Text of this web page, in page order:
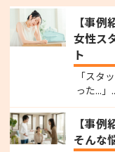
【事
女性ス
ト
「スタ
った...」
【事
そんな